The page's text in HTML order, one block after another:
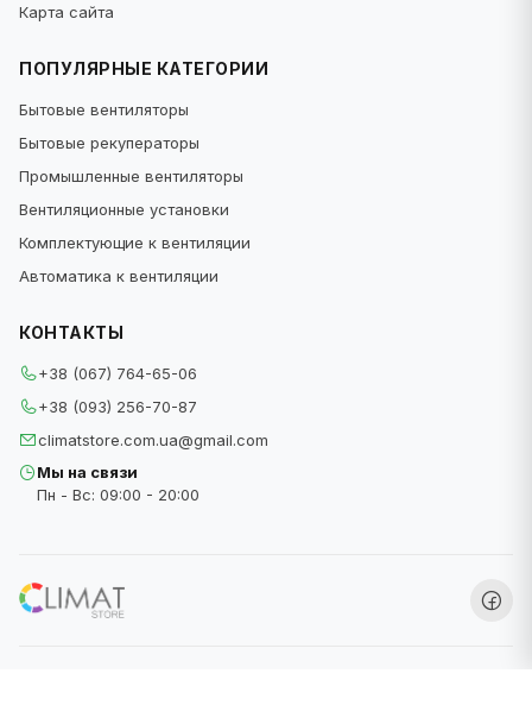
Карта сайта
ПОПУЛЯРНЫЕ КАТЕГОРИИ
Бытовые вентиляторы
Бытовые рекуператоры
Промышленные вентиляторы
Вентиляционные установки
Комплектующие к вентиляции
Автоматика к вентиляции
КОНТАКТЫ
+38 (067) 764-65-06
+38 (093) 256-70-87
climatstore.com.ua@gmail.com
Мы на связи
Пн - Вс: 09:00 - 20:00